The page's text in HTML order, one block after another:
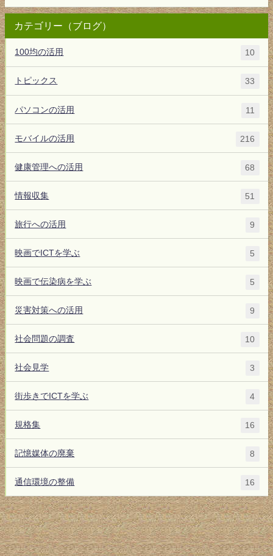
カテゴリー（ブログ）
100均の活用 10
トピックス 33
パソコンの活用 11
モバイルの活用 216
健康管理への活用 68
情報収集 51
旅行への活用 9
映画でICTを学ぶ 5
映画で伝染病を学ぶ 5
災害対策への活用 9
社会問題の調査 10
社会見学 3
街歩きでICTを学ぶ 4
規格集 16
記憶媒体の廃棄 8
通信環境の整備 16